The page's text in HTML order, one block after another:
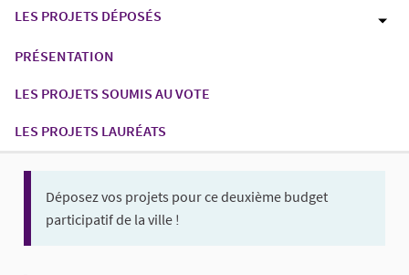
LES PROJETS DÉPOSÉS
PRÉSENTATION
LES PROJETS SOUMIS AU VOTE
LES PROJETS LAURÉATS
Déposez vos projets pour ce deuxième budget
participatif de la ville !